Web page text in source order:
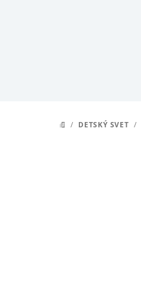
DOMOV
/ DETSKÝ SVET /